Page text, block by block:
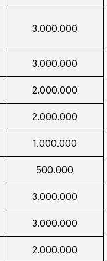
3.000.000
3.000.000
2.000.000
2.000.000
1.000.000
500.000
3.000.000
3.000.000
2.000.000